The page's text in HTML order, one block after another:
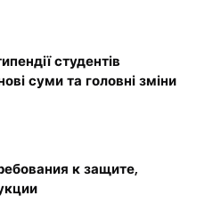
студентів
суми та головні зміни
к защите,